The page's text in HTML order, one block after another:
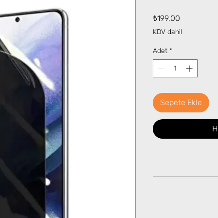
₺199,00
KDV dahil
Adet *
Sepete Ekle